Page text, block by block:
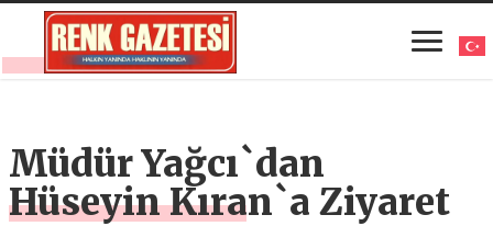
Müdür Yağcı`dan
Hüseyin Kıran`a Ziyaret